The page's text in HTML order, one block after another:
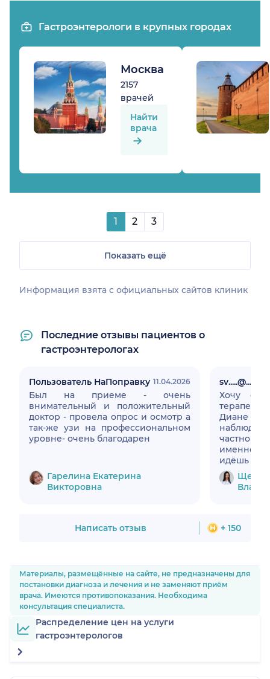
Гастроэнтерологи в крупных городах
Москва
2157
врачей
Найти
врача
1 2 3
Показать ещё
Информация взята c официальных сайтов клиник
Последние отзывы пациентов о
гастроэнтерологах
Пользователь НаПоправку 11.04.2026
Был на приеме - очень
внимательный и положительный
доктор - провела опрос и осмотр а
так-же узи на профессиональном
уровне- очень благодарен
Гарелина Екатерина
Викторовна
sv.....@....ru
Хочу
Диане
частной
именно
идёшь
Никогда
до
Написать отзыв + 150
Материалы, размещённые на сайте, не предназначены для
постановки диагноза и лечения и не заменяют приём
врача. Имеются противопоказания. Необходима
консультация специалиста.
Распределение цен на услуги
гастроэнтерологов